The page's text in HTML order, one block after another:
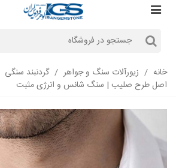
خانه / زیورآلات سنگ و جواهر / گردنبند سنگی
اصل طرح صلیب | سنگ شانس و انرژی مثبت